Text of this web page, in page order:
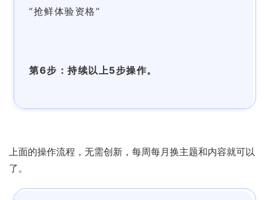
“抢鲜体验资格“
第6步：持续以上5步操作。
上面的操作流程，无需创新，每周每月换主题和内容就可以
了。